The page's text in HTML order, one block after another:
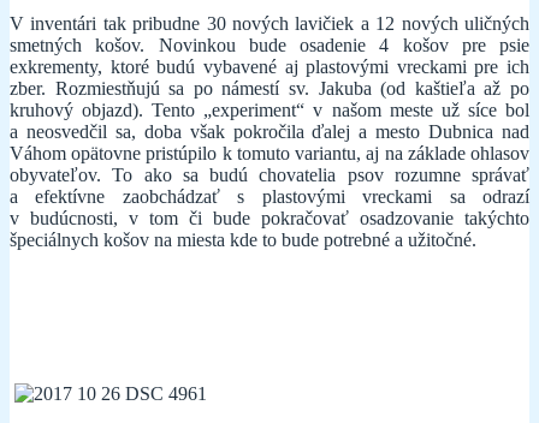
V inventári tak pribudne 30 nových lavičiek a 12 nových uličných
smetných košov. Novinkou bude osadenie 4 košov pre psie
exkrementy, ktoré budú vybavené aj plastovými vreckami pre ich
zber. Rozmiestňujú sa po námestí sv. Jakuba (od kaštieľa až po
kruhový objazd). Tento „experiment“ v našom meste už síce bol
a neosvedčil sa, doba však pokročila ďalej a mesto Dubnica nad
Váhom opätovne pristúpilo k tomuto variantu, aj na základe ohlasov
obyvateľov. To ako sa budú chovatelia psov rozumne správať
a efektívne zaobchádzať s plastovými vreckami sa odrazí
v budúcnosti, v tom či bude pokračovať osadzovanie takýchto
špeciálnych košov na miesta kde to bude potrebné a užitočné.